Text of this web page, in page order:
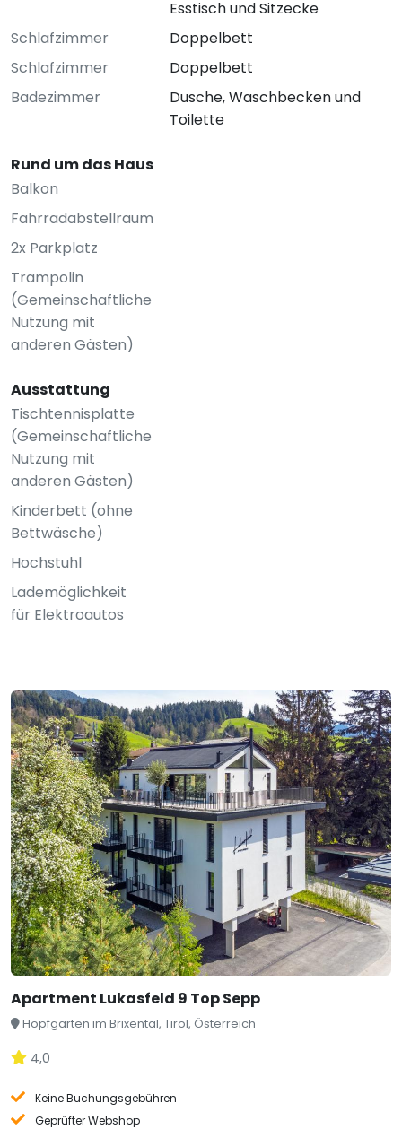
Esstisch und Sitzecke
Schlafzimmer
Doppelbett
Schlafzimmer
Doppelbett
Badezimmer
Dusche, Waschbecken und
Toilette
Rund um das Haus
Balkon
Fahrradabstellraum
2x Parkplatz
Trampolin
(Gemeinschaftliche
Nutzung mit
anderen Gästen)
Ausstattung
Tischtennisplatte
(Gemeinschaftliche
Nutzung mit
anderen Gästen)
Kinderbett (ohne
Bettwäsche)
Hochstuhl
Lademöglichkeit
für Elektroautos
Apartment Lukasfeld 9 Top Sepp
Hopfgarten im Brixental, Tirol, Österreich
4,0
Keine Buchungsgebühren
Geprüfter Webshop